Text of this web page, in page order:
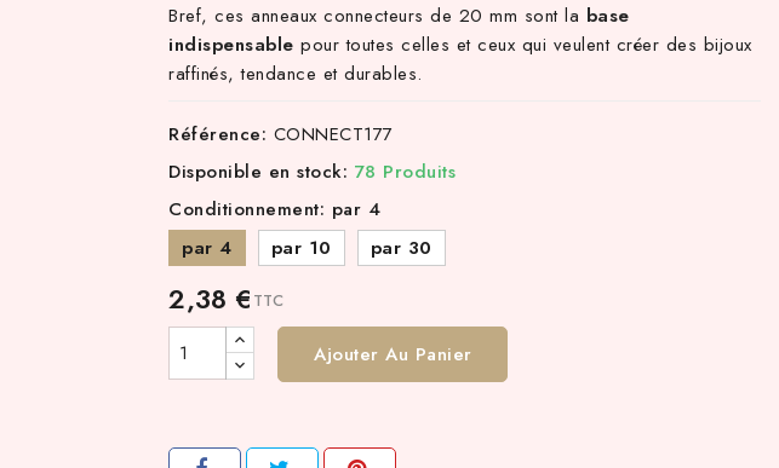
Bref, ces anneaux connecteurs de 20 mm sont la base
indispensable pour toutes celles et ceux qui veulent créer des bijoux
raffinés, tendance et durables.
Référence: CONNECT177
Disponible en stock: 78 Produits
Conditionnement: par 4
par 4
par 10 par 30
2,38 € TTC
Ajouter Au Panier